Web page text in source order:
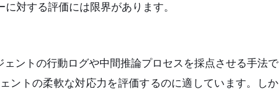
対する評価には限界があります。
ントの行動ログや中間推論プロセスを採点させる手法で
ントの柔軟な対応力を評価するのに適しています。しか